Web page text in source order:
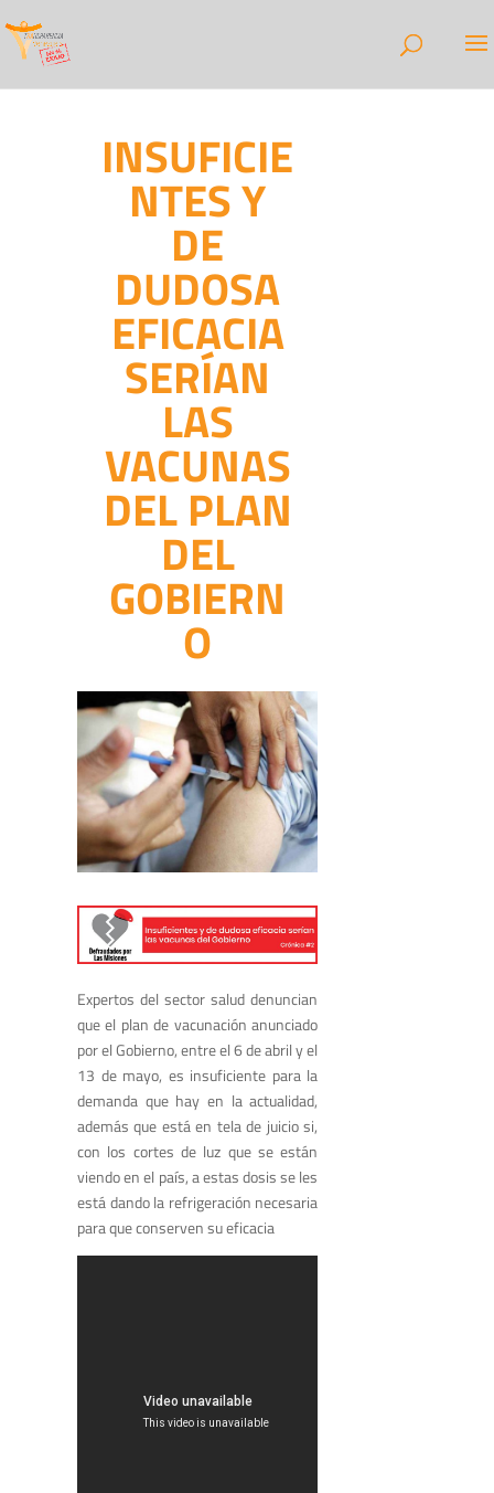
INSUFICIE
NTES Y
DE
DUDOSA
EFICACIA
SERÍAN
LAS
VACUNAS
DEL PLAN
DEL
GOBIERN
O
Expertos del sector salud denuncian
que el plan de vacunación anunciado
por el Gobierno, entre el 6 de abril y el
13 de mayo, es insuficiente para la
demanda que hay en la actualidad,
además que está en tela de juicio si,
con los cortes de luz que se están
viendo en el país, a estas dosis se les
está dando la refrigeración necesaria
para que conserven su eficacia